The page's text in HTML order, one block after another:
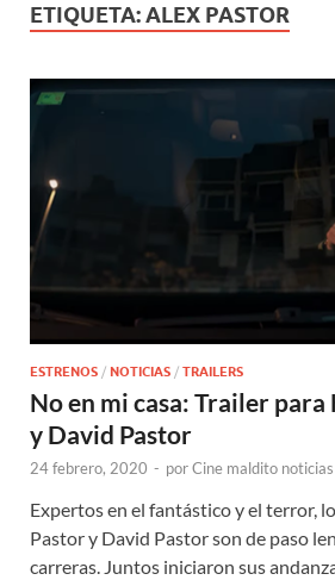
ETIQUETA:ALEX PASTOR
ESTRENOS / NOTICIAS / TRAILERS
No en mi casa: Trailer para
y David Pastor
24 febrero, 2020 - porCine maldito noticias
Expertos en el fantástico y el terror,
Pastor y David Pastor son de paso
carreras. Juntos iniciaron sus